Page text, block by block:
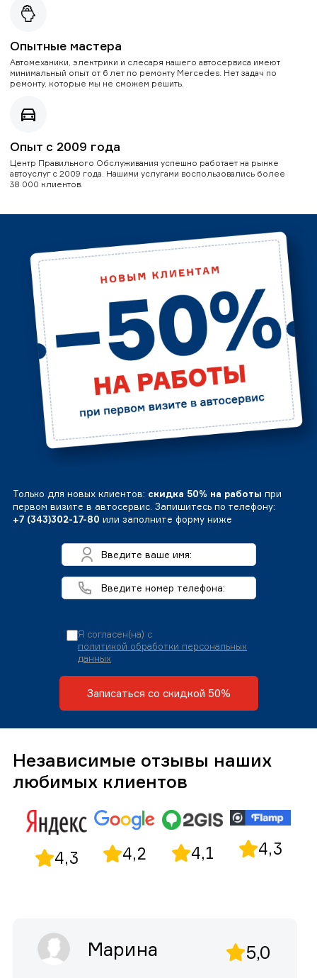
Опытные мастера
Автомеханики, электрики и слесаря нашего автосервиса имеют
минимальный опыт от 6 лет по ремонту Mercedes. Нет задач по
ремонту, которые мы не сможем решить.
Опыт с 2009 года
Центр Правильного Обслуживания успешно работает на рынке
автоуслуг с 2009 года. Нашими услугами воспользовались более
38 000 клиентов.
Только для новых клиентов: скидка 50% на работы при
первом визите в автосервис. Запишитесь по телефону:
+7 (343)302-17-80 или заполните форму ниже
Я согласен(на) с
политикой обработки персональных
данных
Записаться со скидкой 50%
Независимые отзывы наших
любимых клиентов
4,3 4,2 4,1 4,3
Марина 5,0